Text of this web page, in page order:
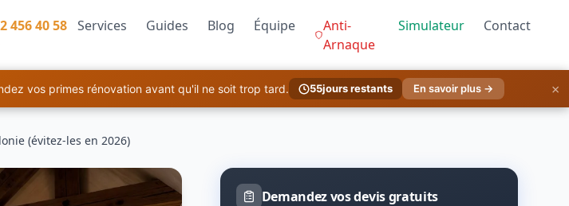
456 40 58 Services Guides Blog Équipe
Anti-
Arnaque
Simulateur Contact
vos primes rénovation avant qu'il ne soit trop tard. 55jours restants En savoir plus → ×
(évitez-les en 2026)
Demandez vos devis gratuits